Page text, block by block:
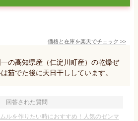
価格と在庫を楽天でチェック >>
の高知県産（仁淀川町産）の乾燥ぜ
茹でた後に天日干ししています。
回答された質問
ルを作りたい時におすすめ！人気のゼンマ